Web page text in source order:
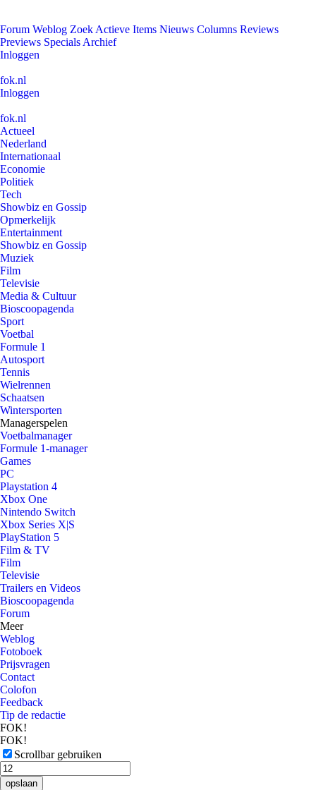
Forum Weblog Zoek Actieve Items Nieuws Columns Reviews
Previews Specials Archief
Inloggen
fok.nl
Inloggen
fok.nl
Actueel
Nederland
Internationaal
Economie
Politiek
Tech
Showbiz en Gossip
Opmerkelijk
Entertainment
Showbiz en Gossip
Muziek
Film
Televisie
Media & Cultuur
Bioscoopagenda
Sport
Voetbal
Formule 1
Autosport
Tennis
Wielrennen
Schaatsen
Wintersporten
Managerspelen
Voetbalmanager
Formule 1-manager
Games
PC
Playstation 4
Xbox One
Nintendo Switch
Xbox Series X|S
PlayStation 5
Film & TV
Film
Televisie
Trailers en Videos
Bioscoopagenda
Forum
Meer
Weblog
Fotoboek
Prijsvragen
Contact
Colofon
Feedback
Tip de redactie
FOK!
FOK!
Scrollbar gebruiken
opslaan